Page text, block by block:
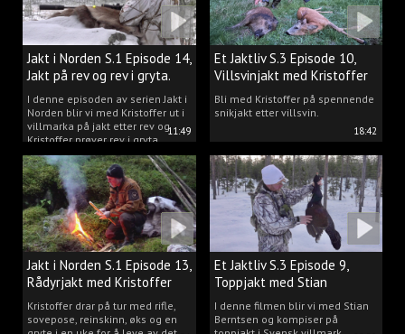
11:49
Jakt i Norden S.1 Episode 14,
Jakt på rev og rev i gryta.
I denne episoden av serien Jakt i
Norden blir vi med Kristoffer ut i
villmarka på jakt etter rev og
Kristoffer prøver rev i gryta.
18:42
Et Jaktliv S.3 Episode 10,
Villsvinjakt med Kristoffer
Bli med Kristoffer på spennende
snikjakt etter villsvin.
Jakt i Norden S.1 Episode 13,
Rådyrjakt med Kristoffer
Clausen
Kristoffer drar på tur med rifle,
sovepose, reinskinn, øks og en
Et Jaktliv S.3 Episode 9,
Toppjakt med Stian
Berntsen
I denne filmen blir vi med Stian
Berntsen og kompiser på